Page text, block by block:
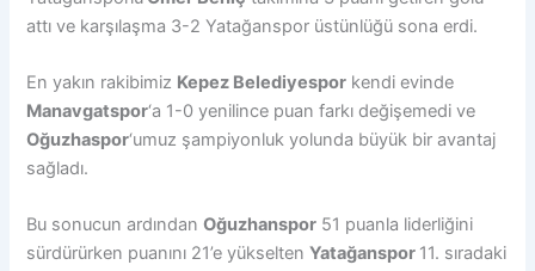
attı ve karşılaşma 3-2 Yatağanspor üstünlüğü sona erdi.
En yakın rakibimiz Kepez Belediyespor kendi evinde
Manavgatspor‘a 1-0 yenilince puan farkı değişemedi ve
Oğuzhaspor‘umuz şampiyonluk yolunda büyük bir avantaj
sağladı.
Bu sonucun ardındanOğuzhanspor 51 puanla liderliğini
sürdürürken puanını 21’e yükseltenYatağanspor 11. sıradaki